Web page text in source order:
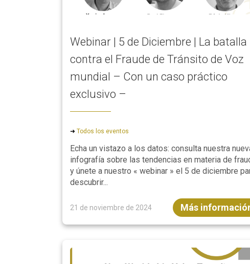
Webinar | 5 de Diciembre | La batalla
contra el Fraude de Tránsito de Voz
mundial – Con un caso práctico
exclusivo –
➜ Todos los eventos
Echa un vistazo a los datos: consulta nuestra
infografía sobre las tendencias en materia de
y únete a nuestro « webinar » el 5 de diciembre
descubrir...
21 de noviembre de 2024 Más